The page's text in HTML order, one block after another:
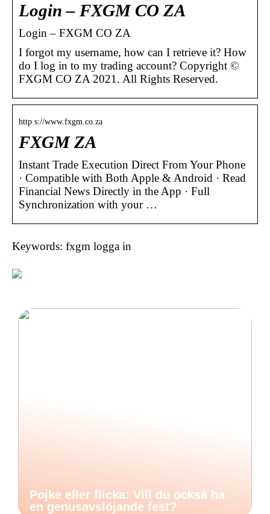
Login – FXGM CO ZA
Login – FXGM CO ZA
I forgot my username, how can I retrieve it? How
do I log in to my trading account? Copyright ©
FXGM CO ZA 2021. All Rights Reserved.
http s://www.fxgm.co.za
FXGM ZA
Instant Trade Execution Direct From Your Phone
· Compatible with Both Apple & Android · Read
Financial News Directly in the App · Full
Synchronization with your …
Keywords: fxgm logga in
Pojke eller flicka: Vill du också ha
en genusavslöjande fest?